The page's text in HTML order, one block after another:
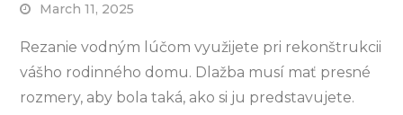
March 11, 2025
Rezanie vodným lúčom využijete pri rekonštrukcii
vášho rodinného domu. Dlažba musí mať presné
rozmery, aby bola taká, ako si ju predstavujete.